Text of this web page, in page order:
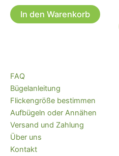
In den Warenkorb
FAQ
Bügelanleitung
Flickengröße bestimmen
Aufbügeln oder Annähen
Versand und Zahlung
Über uns
Kontakt